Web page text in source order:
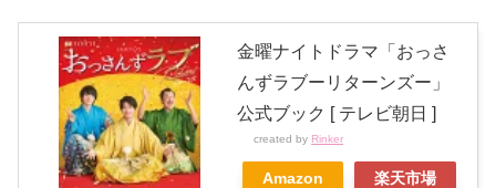
金曜ナイトドラマ「おっさ
んずラブーリターンズー」
公式ブック [ テレビ朝日 ]
created by Rinker
Amazon 楽天市場